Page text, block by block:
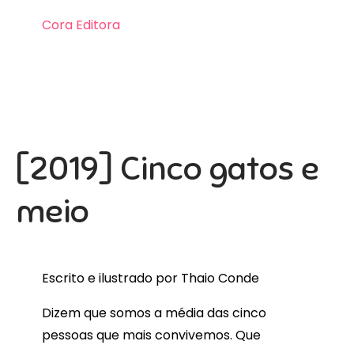
Cora Editora
[2019] Cinco gatos e
meio
Escrito e ilustrado por Thaio Conde
Dizem que somos a média das cinco
pessoas que mais convivemos. Que